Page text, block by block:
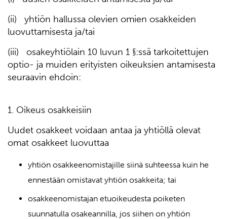
(ii) yhtiön hallussa olevien omien osakkeiden
luovuttamisesta ja/tai
(iii) osakeyhtiölain 10 luvun 1 §:ssä tarkoitettujen
optio- ja muiden erityisten oikeuksien antamisesta
seuraavin ehdoin:
1. Oikeus osakkeisiin
Uudet osakkeet voidaan antaa ja yhtiöllä olevat
omat osakkeet luovuttaa
yhtiön osakkeenomistajille siinä suhteessa kuin he
ennestään omistavat yhtiön osakkeita; tai
osakkeenomistajan etuoikeudesta poiketen
suunnatulla osakeannilla, jos siihen on yhtiön